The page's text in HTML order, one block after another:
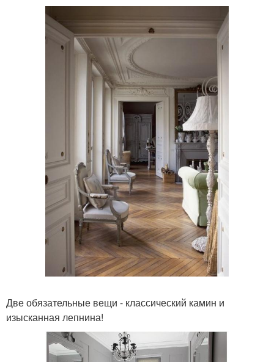
Две обязательные вещи - классический камин и
изысканная лепнина!